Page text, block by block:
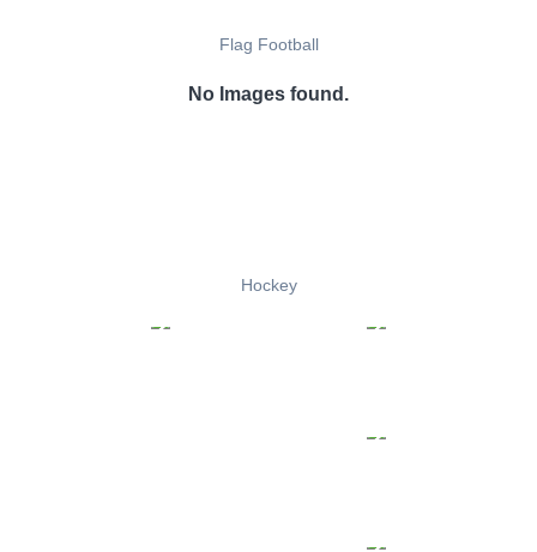
Flag Football
No Images found.
Hockey